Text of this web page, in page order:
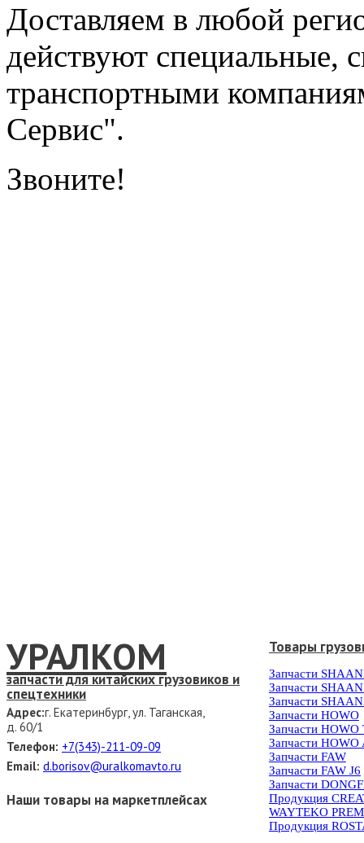
Доставляем в любой
действуют специальные,
транспортными
Сервис".
Звоните!
УРАЛКОМ
запчасти для китайских грузовиков и
спецтехники
Адрес:г. Екатеринбург, ул. Таганская,
д. 60/1
Телефон: +7(343)-211-09-09
Email: d.borisov@uralkomavto.ru
Наши товары на маркетплейсах
Товары
Запчасти
Запчасти
Запчасти
Запчасти HOWO
Запчасти HOWO
Запчасти HOWO
Запчасти FAW
Запчасти FAW J6
Запчасти
Продукция
WAYTEKO
Продукция